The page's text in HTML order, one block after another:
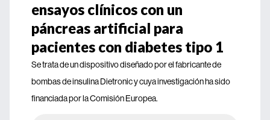
ensayos clínicos con un
páncreas artificial para
pacientes con diabetes tipo 1
Se trata de un dispositivo diseñado por el fabricante de
bombas de insulina Dietronic y cuya investigación ha sido
financiada por la Comisión Europea.